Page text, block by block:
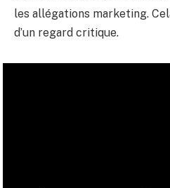
les allégations marketing.
d’un regard critique.